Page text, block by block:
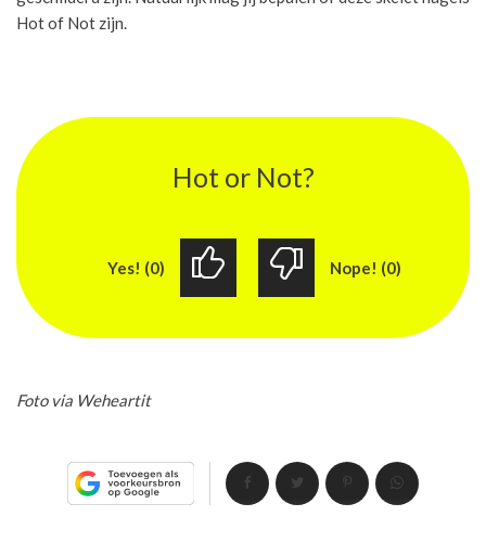
Hot of Not zijn.
Hot or Not?
Yes! (0) Nope! (0)
Foto via Weheartit